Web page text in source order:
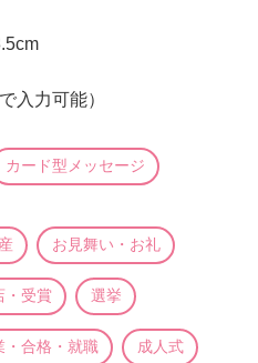
入力可能）
カード型メッセージ
お見舞い・お礼
・受賞 選挙
・合格・就職 成人式